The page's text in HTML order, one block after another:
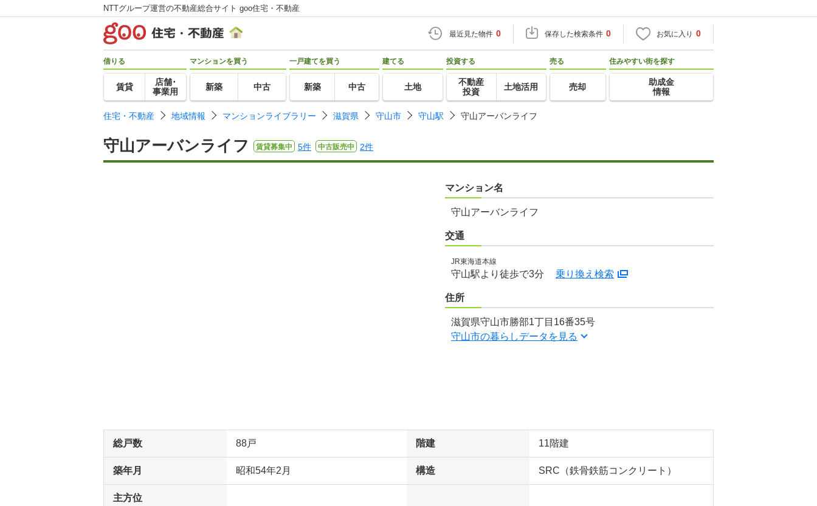
NTTグループ運営の不動産総合サイト goo住宅・不動産
最近見た物件 0 保存した検索条件 0 お気に入り 0
借りる
賃貸
店舗･
事業用
マンションを買う
新築 中古
一戸建てを買う
新築 中古
建てる
土地
投資する
不動産
投資
土地活用
売る
売却
住みやすい街を探す
助成金
情報
住宅・不動産 地域情報 マンションライブラリー 滋賀県 守山市 守山駅 守山アーバンライフ
守山アーバンライフ 賃貸募集中 5件 中古販売中 2件
マンション名
守山アーバンライフ
交通
JR東海道本線
守山駅より徒歩で3分 乗り換え検索
住所
滋賀県守山市勝部1丁目16番35号
守山市の暮らしデータを見る
総戸数 88戸 階建 11階建
築年月 昭和54年2月 構造 SRC（鉄骨鉄筋コンクリート）
主方位